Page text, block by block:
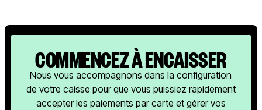
COMMENCEZ À ENCAISSER
Nous vous accompagnons dans la configuration
de votre caisse pour que vous puissiez rapidement
accepter les paiements par carte et gérer vos